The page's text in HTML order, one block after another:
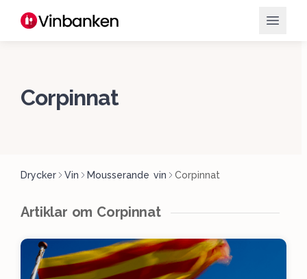
Corpinnat
Drycker Vin Mousserande vin Corpinnat
Artiklar om Corpinnat